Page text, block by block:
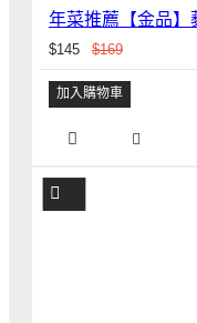
$145 $169
加入購物車